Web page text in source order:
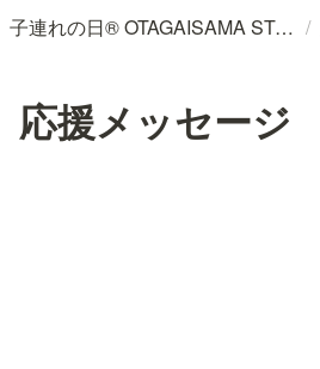
子連れの日® OTAGAISAMA STORY AWARD ー OTAGAISAMAが未来をつくる /
応援メッセージ